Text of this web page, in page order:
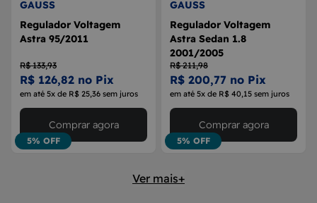
GAUSS
Regulador Voltagem
Astra 95/2011
R$ 133,93
R$ 126,82 no Pix
em até 5x de R$ 25,36 sem juros
5% OFF
Comprar agora
GAUSS
Regulador Voltagem
Astra Sedan 1.8
2001/2005
R$ 211,98
R$ 200,77 no Pix
em até 5x de R$ 40,15 sem juros
5% OFF
Comprar agora
Ver mais+